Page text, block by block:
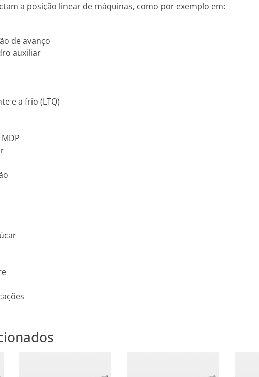
a posição linear de máquinas, como por exemplo em:
de avanço
auxiliar
e a frio (LTQ)